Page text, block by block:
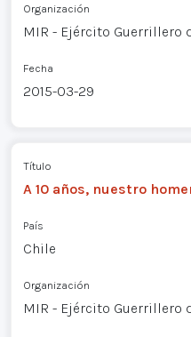
Organización
MIR - Ejército Guerrillero
Fecha
2015-03-29
Título
A 10 años, nuestro
País
Chile
Organización
MIR - Ejército Guerrillero